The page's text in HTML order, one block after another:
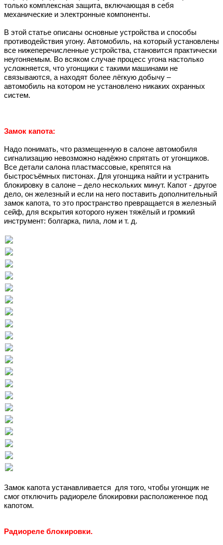
только комплексная защита, включающая в себя
механические и электронные компоненты.
В этой статье описаны основные устройства и способы
противодействия угону. Автомобиль, на который установлены
все нижеперечисленные устройства, становится практически
неугоняемым. Во всяком случае процесс угона настолько
усложняется, что угонщики с такими машинами не
связываются, а находят более лёгкую добычу –
автомобиль на котором не установлено никаких охранных
систем.
Замок капота:
Надо понимать, что размещенную в салоне автомобиля
сигнализацию невозможно надёжно спрятать от угонщиков.
Все детали салона пластмассовые, крепятся на
быстросъёмных пистонах. Для угонщика найти и устранить
блокировку в салоне – дело нескольких минут. Капот - другое
дело, он железный и если на него поставить дополнительный
замок капота, то это пространство превращается в железный
сейф, для вскрытия которого нужен тяжёлый и громкий
инструмент: болгарка, пила, лом и т. д.
Замок капота устанавливается для того, чтобы угонщик не
смог отключить радиореле блокировки расположенное под
капотом.
Радиореле блокировки.